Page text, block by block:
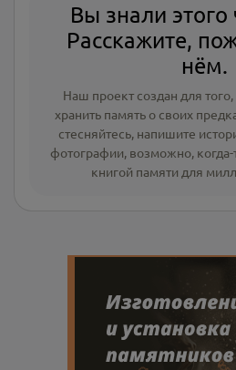
Вы знали этого
Расскажите,
нём.
Наш проект создан для
хранить память о своих
стесняйтесь, напишите
фотографии, возможно,
книгой памяти для